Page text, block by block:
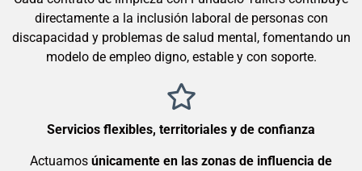
directamente a la inclusión laboral de personas con
discapacidad y problemas de salud mental, fomentando un
modelo de empleo digno, estable y con soporte.
Servicios flexibles, territoriales y de confianza
Actuamos únicamente en las zonas de influencia de